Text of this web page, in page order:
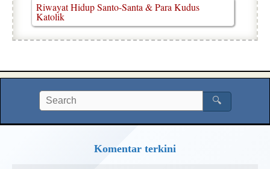
Riwayat Hidup Santo-Santa & Para Kudus
Katolik
🔍
Komentar terkini